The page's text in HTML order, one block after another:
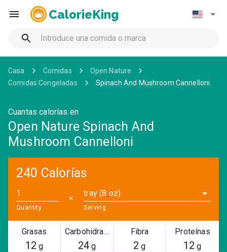
CalorieKing
Casa Comidas
Open Nature
Comidas Congeladas
Spinach And Mushroom Cannelloni
Cuantas calorías en
Open Nature Spinach And
Mushroom Cannelloni
240 Calorías
Quantity
✕
tray (8 oz)
Serving
Grasas
12 g
Carbohidratos
24g
Fibra
2 g
Proteínas
12 g